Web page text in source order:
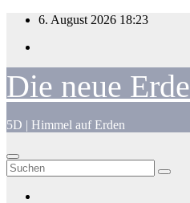
Zum
springen
6. August 2026 18:23
Die neue Erde
5D | Himmel auf Erden